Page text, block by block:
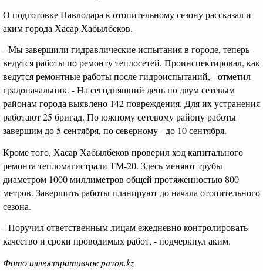
О подготовке Павлодара к отопительному сезону рассказал и
аким города Хасар Хабылбеков.
- Мы завершили гидравлические испытания в городе, теперь
ведутся работы по ремонту теплосетей. Проинспектировал, как
ведутся ремонтные работы после гидроиспытаний, - отметил
градоначальник. - На сегодняшний день по двум сетевым
районам города выявлено 142 повреждения. Для их устранения
работают 25 бригад. По южному сетевому району работы
завершим до 5 сентября, по северному - до 10 сентября.
Кроме того, Хасар Хабылбеков проверил ход капитального
ремонта тепломагистрали ТМ-20. Здесь меняют трубы
диаметром 1000 миллиметров общей протяженностью 800
метров. Завершить работы планируют до начала отопительного
сезона.
- Поручил ответственным лицам ежедневно контролировать
качество и сроки проводимых работ, - подчеркнул аким.
Фото иллюстративное pavon.kz